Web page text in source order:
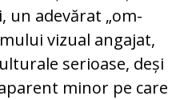
un adevărat „om-
vizual angajat,
serioase, deși
minor pe care